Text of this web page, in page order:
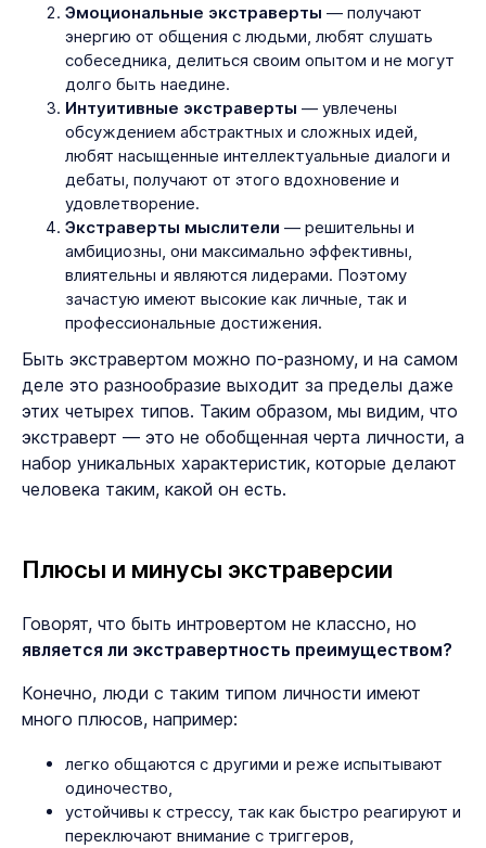
Эмоциональные экстраверты — получают
энергию от общения с людьми, любят слушать
собеседника, делиться своим опытом и не могут
долго быть наедине.
Интуитивные экстраверты — увлечены
обсуждением абстрактных и сложных идей,
любят насыщенные интеллектуальные диалоги и
дебаты, получают от этого вдохновение и
удовлетворение.
Экстраверты мыслители — решительны и
амбициозны, они максимально эффективны,
влиятельны и являются лидерами. Поэтому
зачастую имеют высокие как личные, так и
профессиональные достижения.
Быть экстравертом можно по-разному, и на самом
деле это разнообразие выходит за пределы даже
этих четырех типов. Таким образом, мы видим, что
экстраверт — это не обобщенная черта личности, а
набор уникальных характеристик, которые делают
человека таким, какой он есть.
Плюсы и минусы экстраверсии
Говорят, что быть интровертом не классно, но
является ли экстравертность преимуществом?
Конечно, люди с таким типом личности имеют
много плюсов, например:
легко общаются с другими и реже испытывают
одиночество,
устойчивы к стрессу, так как быстро реагируют и
переключают внимание с триггеров,